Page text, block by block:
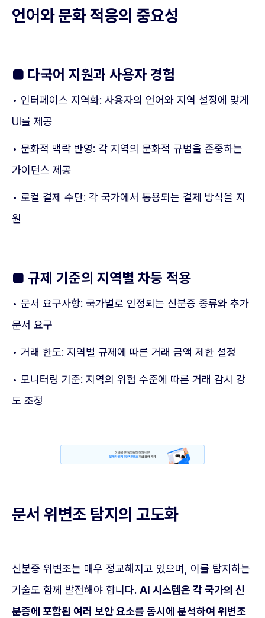
언어와 문화 적응의 중요성
■ 다국어 지원과 사용자 경험
• 인터페이스 지역화: 사용자의 언어와 지역 설정에 맞게
UI를 제공
• 문화적 맥락 반영: 각 지역의 문화적 규범을 존중하는
가이던스 제공
• 로컬 결제 수단: 각 국가에서 통용되는 결제 방식을 지
원
■ 규제 기준의 지역별 차등 적용
• 문서 요구사항: 국가별로 인정되는 신분증 종류와 추가
문서 요구
• 거래 한도: 지역별 규제에 따른 거래 금액 제한 설정
• 모니터링 기준: 지역의 위험 수준에 따른 거래 감시 강
도 조정
문서 위변조 탐지의 고도화
신분증 위변조는 매우 정교해지고 있으며, 이를 탐지하는
기술도 함께 발전해야 합니다. AI 시스템은 각 국가의 신
분증에 포함된 여러 보안 요소를 동시에 분석하여 위변조